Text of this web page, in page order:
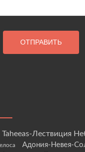
Taheeas-Лествиция
Адония-Невея-